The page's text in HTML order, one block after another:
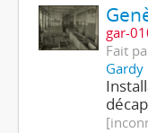
gar-
Fait
Gardy